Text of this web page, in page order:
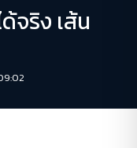
จริง เส้น